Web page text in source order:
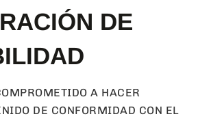
DE
A HACER
DE CONFORMIDAD CON EL